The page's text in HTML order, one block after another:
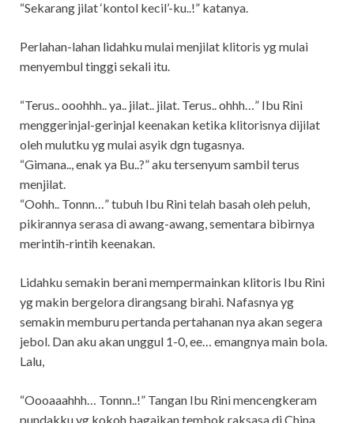
“Sekarang jilat ‘kontol kecil’-ku..!” katanya.
Perlahan-lahan lidahku mulai menjilat klitoris yg mulai
menyembul tinggi sekali itu.
“Terus.. ooohhh.. ya.. jilat.. jilat. Terus.. ohhh…” Ibu Rini
menggerinjal-gerinjal keenakan ketika klitorisnya dijilat
oleh mulutku yg mulai asyik dgn tugasnya.
“Gimana.., enak ya Bu..?” aku tersenyum sambil terus
menjilat.
“Oohh.. Tonnn…” tubuh Ibu Rini telah basah oleh peluh,
pikirannya serasa di awang-awang, sementara bibirnya
merintih-rintih keenakan.
Lidahku semakin berani mempermainkan klitoris Ibu Rini
yg makin bergelora dirangsang birahi. Nafasnya yg
semakin memburu pertanda pertahanan nya akan segera
jebol. Dan aku akan unggul 1-0, ee… emangnya main bola.
Lalu,
“Oooaaahhh… Tonnn..!” Tangan Ibu Rini mencengkeram
pundakku yg kokoh bagaikan tembok raksasa di China,